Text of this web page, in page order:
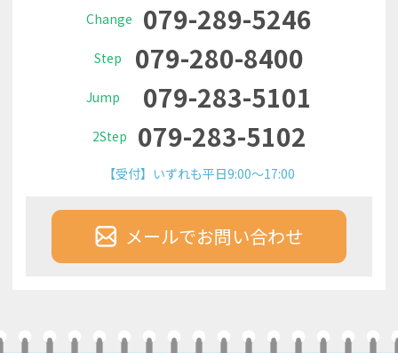
Change 079-289-5246
Step 079-280-8400
Jump 079-283-5101
2Step 079-283-5102
【受付】いずれも平日9:00～17:00
メールでお問い合わせ